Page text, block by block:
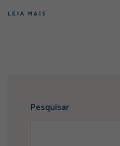
LEIA MAIS
Pesquisar